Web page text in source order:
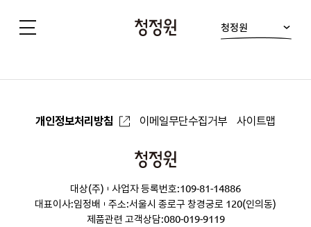
원
청정원
개인정보처리방침 이메일무단수집거부 사이트맵
청
원
대상(주)
사업자 등록번호:109-81-14886
대표이사:임정배
주소:서울시 종로구 창경궁로 120(인의동)
제품관련 고객상담:080-019-9119